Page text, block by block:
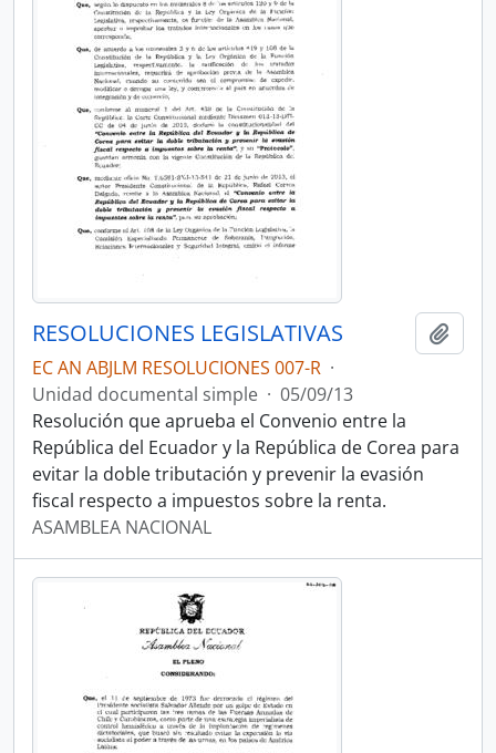
RESOLUCIONES LEGISLATIVAS
EC AN ABJLM RESOLUCIONES 007-R ·
Unidad documental simple · 05/09/13
Resolución que aprueba el Convenio entre la
República del Ecuador y la República de Corea para
evitar la doble tributación y prevenir la evasión
fiscal respecto a impuestos sobre la renta.
ASAMBLEA NACIONAL